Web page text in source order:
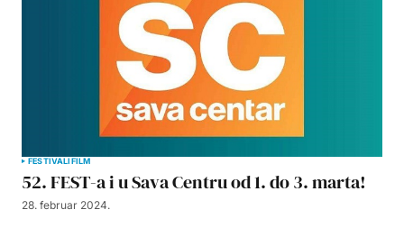
FESTIVALIFILM
52. FEST-a i u Sava Centru od 1. do 3. marta!
28. februar 2024.